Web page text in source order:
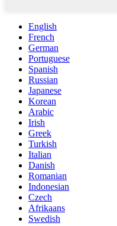
English
French
German
Portuguese
Spanish
Russian
Japanese
Korean
Arabic
Irish
Greek
Turkish
Italian
Danish
Romanian
Indonesian
Czech
Afrikaans
Swedish